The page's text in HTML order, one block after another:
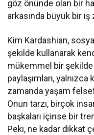
göz önünde olan bir
arkasında büyük bir iş
Kim Kardashian,
şekilde kullanarak
mükemmel bir şekilde
paylaşımları, yalnızca
zamanda yaşam
Onun tarzı, birçok
başkaları içinse bir
Peki, ne kadar dikkat